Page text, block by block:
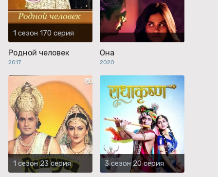
1 сезон 170 серия
Родной человек
2017
Она
2020
1 сезон 23 серия 3 сезон 20 серия